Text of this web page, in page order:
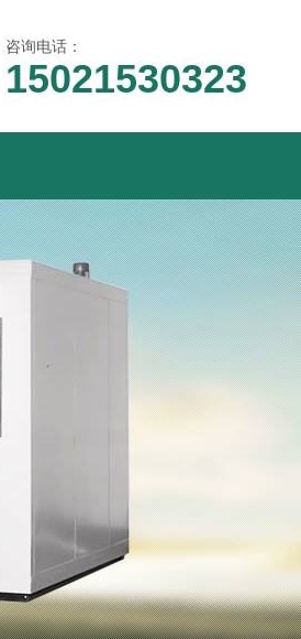
咨询电话：
15021530323